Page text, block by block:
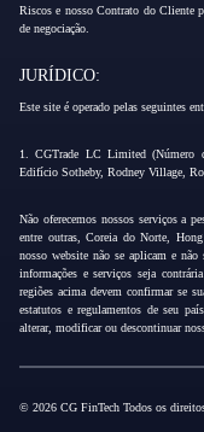
Riscos e nosso Contrato do Cliente
de negociação.
JURÍDICO:
Este site é operado pelas seguintes
1. CGTrade LC Limited (Número
Edifício Sotheby, Rodney Village,
Não oferecemos nossos serviços a
entre outras, Coreia do Norte,
nosso website não se aplicam e
informações e serviços seja
regiões acima devem confirmar se
estatutos e regulamentos de seu
alterar, modificar ou descontinuar
© 2026 CG FinTech Todos os direitos